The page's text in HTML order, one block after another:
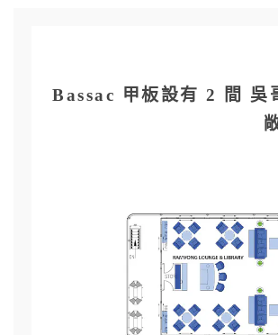
Bassac 甲板設有 2 間 吳